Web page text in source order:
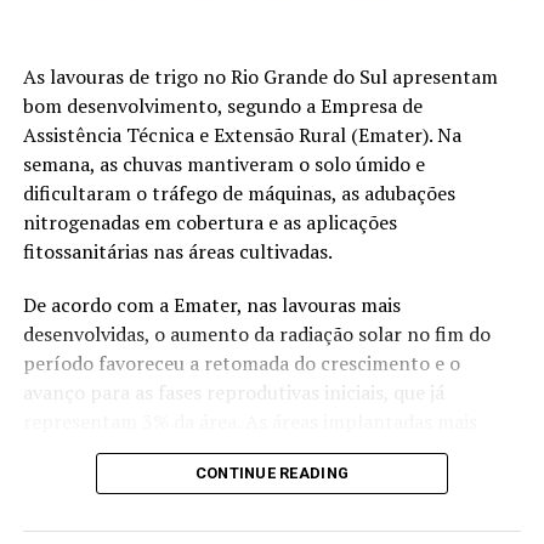
Soja em Chicago
Os contratos futuros da soja fecharam em baixa nesta
sexta-feira, na Bolsa de Mercadorias de Chicago (CBOT),
ampliando as perdas semanais – a posição novembro
teve queda semanal de 0,95%. Em dia volátil, a previsão
de clima favorável para o cinturão produtor dos Estados
As perdas foram limitadas pela recuperação do petróleo
e pela boa demanda chinesa pela soja americana, o que
colocou os contratos boa parte do dia no território
Os exportadores privados norte-americanos reportaram
As lavouras de trigo no Rio Grande do Sul apresentam
bom desenvolvimento, segundo a Empresa de
Assistência Técnica e Extensão Rural (Emater). Na
semana, as chuvas mantiveram o solo úmido e
dificultaram o tráfego de máquinas, as adubações
nitrogenadas em cobertura e as aplicações
fitossanitárias nas áreas cultivadas.
De acordo com a Emater, nas lavouras mais
desenvolvidas, o aumento da radiação solar no fim do
período favoreceu a retomada do crescimento e o
avanço para as fases reprodutivas iniciais, que já
tardiamente, que somam 97%, seguem em
desenvolvimento vegetativo e perfilhamento.
O quadro indica evolução da cultura em diferentes
CONTINUE READING